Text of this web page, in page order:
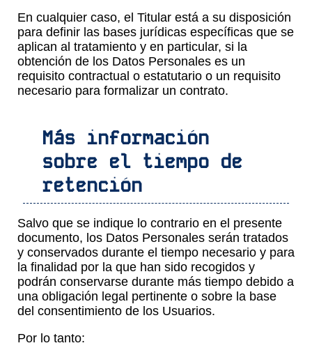
En cualquier caso, el Titular está a su disposición
para definir las bases jurídicas específicas que se
aplican al tratamiento y en particular, si la
obtención de los Datos Personales es un
requisito contractual o estatutario o un requisito
necesario para formalizar un contrato.
Más información
sobre el tiempo de
retención
Salvo que se indique lo contrario en el presente
documento, los Datos Personales serán tratados
y conservados durante el tiempo necesario y para
la finalidad por la que han sido recogidos y
podrán conservarse durante más tiempo debido a
una obligación legal pertinente o sobre la base
del consentimiento de los Usuarios.
Por lo tanto: